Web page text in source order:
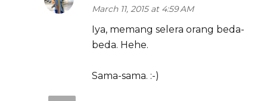
March 11, 2015 at 4:59 AM
Iya, memang selera orang beda-
beda. Hehe.
Sama-sama. :-)